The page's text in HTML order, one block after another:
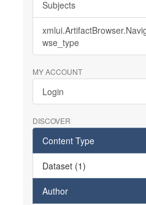
Subjects
wse_type
MY ACCOUNT
Login
DISCOVER
Content Type
Dataset (1)
Author